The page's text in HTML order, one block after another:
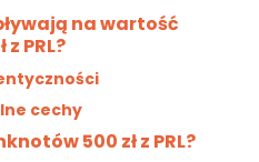
na wartość
PRL?
cechy
500 zł z PRL?